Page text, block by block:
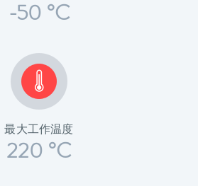
-50 °C
最大工作温度
220 °C